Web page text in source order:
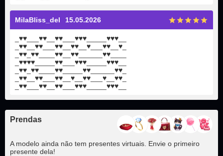
MilaBliss_del 15.05.2026
_♥♥___♥♥__♥♥___♥♥♥_____♥♥♥__
_♥♥__♥♥___♥♥__♥♥__♥___♥♥__♥_
_♥♥_♥♥____♥♥__♥♥______♥♥____
_♥♥♥♥_____♥♥___♥♥♥_____♥♥♥__
_♥♥_♥♥____♥♥_____♥♥______♥♥_
_♥♥__♥♥___♥♥__♥__♥♥___♥__♥♥_
_♥♥___♥♥__♥♥___♥♥♥_____♥♥♥__
Prendas
A modelo ainda não tem presentes virtuais. Envie o primeiro
presente dela!